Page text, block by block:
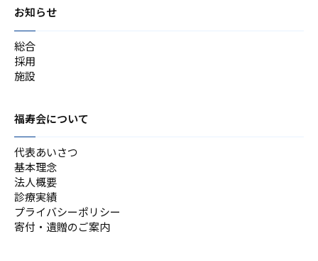
お知らせ
総合
採用
施設
福寿会について
代表あいさつ
基本理念
法人概要
診療実績
プライバシーポリシー
寄付・遺贈のご案内